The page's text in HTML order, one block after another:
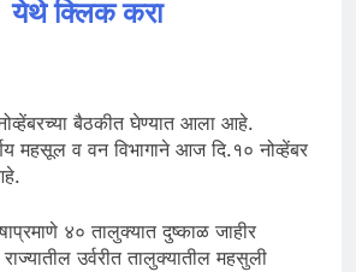
येथे क्लिक करा
बैठकीत घेण्यात आला आहे.
महसूल व वन विभागाने आज दि.१० नोव्हेंबर
४० तालुक्यात दुष्काळ जाहीर
उर्वरीत तालुक्यातील महसुली